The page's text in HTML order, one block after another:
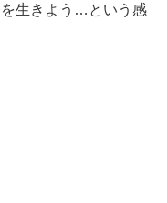
生きよう…という感